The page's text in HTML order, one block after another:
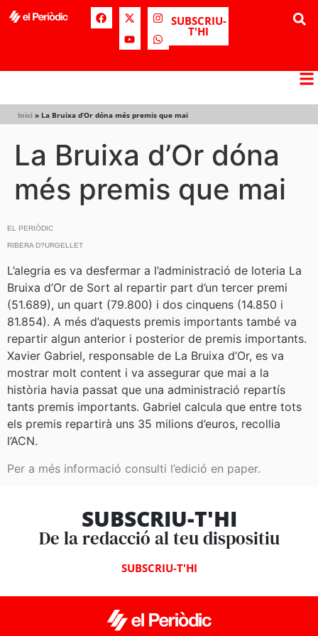
SUBSCRIU-
T'HI
Inici » La Bruixa d’Or dóna més premis que mai
La Bruixa d’Or dóna
més premis que mai
EL PERIÒDIC
RIBERA D?URGELLET
L’alegria es va desfermar a l’administració de loteria La
Bruixa d’Or de Sort al repartir part d’un tercer premi
(51.689), un quart (79.800) i dos cinquens (14.850 i
81.854). A més d’aquests premis importants també va
repartir algun anterior i posterior de premis importants.
Xavier Gabriel, responsable de La Bruixa d’Or, es va
mostrar molt content i va assegurar que mai a la
història havia passat que una administració repartís
tants premis importants. Gabriel calcula que entre tots
els premis repartirà uns 35 milions d’euros, recollia
l’ACN.
Per a més informació consulti l’edició en paper.
SUBSCRIU-T'HI
De la redacció al teu dispositiu
SUBSCRIU-T'HI